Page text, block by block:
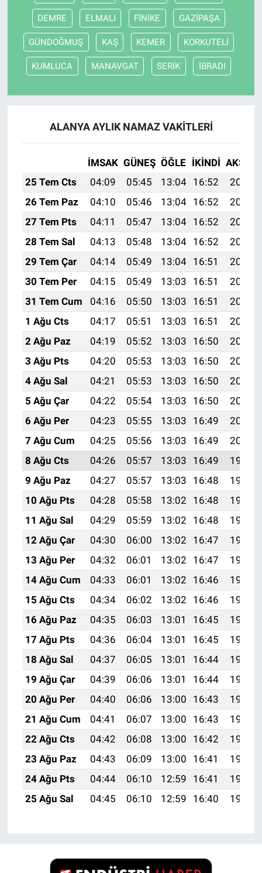
DEMRE ELMALI FİNİKE GAZİPAŞA
GÜNDOĞMUŞ KAŞ KEMER KORKUTELİ
KUMLUCA MANAVGAT SERİK İBRADI
ALANYA AYLIK NAMAZ VAKITLERI
İMSAK GÜNEŞ ÖĞLE İKINDI AKŞAM
25 Tem Cts
04:09 05:45 13:04 16:52
20:12
26 Tem Paz
04:10 05:46 13:04 16:52
20:11
27 Tem Pts
04:11 05:47 13:04 16:52
20:10
28 Tem Sal
04:13 05:48 13:04 16:52
20:09
29 Tem Çar
04:14 05:49 13:04 16:51
20:08
30 Tem Per
04:15 05:49 13:03 16:51
20:08
31 Tem Cum
04:16 05:50 13:03 16:51
20:07
1 Ağu Cts
04:17 05:51 13:03 16:51
20:06
2 Ağu Paz
04:19 05:52 13:03 16:50
20:05
3 Ağu Pts
04:20 05:53 13:03 16:50
20:04
4 Ağu Sal
04:21 05:53 13:03 16:50
20:03
5 Ağu Çar
04:22 05:54 13:03 16:50
20:02
6 Ağu Per
04:23 05:55 13:03 16:49
20:01
7 Ağu Cum
04:25 05:56 13:03 16:49
20:00
8 Ağu Cts
04:26 05:57 13:03 16:49
19:59
9 Ağu Paz
04:27 05:57 13:03 16:48
19:58
10 Ağu Pts
04:28 05:58 13:02 16:48
19:57
11 Ağu Sal
04:29 05:59 13:02 16:48
19:56
12 Ağu Çar
04:30 06:00 13:02 16:47
19:54
13 Ağu Per
04:32 06:01 13:02 16:47
19:53
14 Ağu Cum
04:33 06:01 13:02 16:46
19:52
15 Ağu Cts
04:34 06:02 13:02 16:46
19:51
16 Ağu Paz
04:35 06:03 13:01 16:45
19:50
17 Ağu Pts
04:36 06:04 13:01 16:45
19:48
18 Ağu Sal
04:37 06:05 13:01 16:44
19:47
19 Ağu Çar
04:39 06:06 13:01 16:44
19:46
20 Ağu Per
04:40 06:06 13:00 16:43
19:45
21 Ağu Cum
04:41 06:07 13:00 16:43
19:43
22 Ağu Cts
04:42 06:08 13:00 16:42
19:42
23 Ağu Paz
04:43 06:09 13:00 16:41
19:41
24 Ağu Pts
04:44 06:10 12:59 16:41
19:39
25 Ağu Sal
04:45 06:10 12:59 16:40 19:38